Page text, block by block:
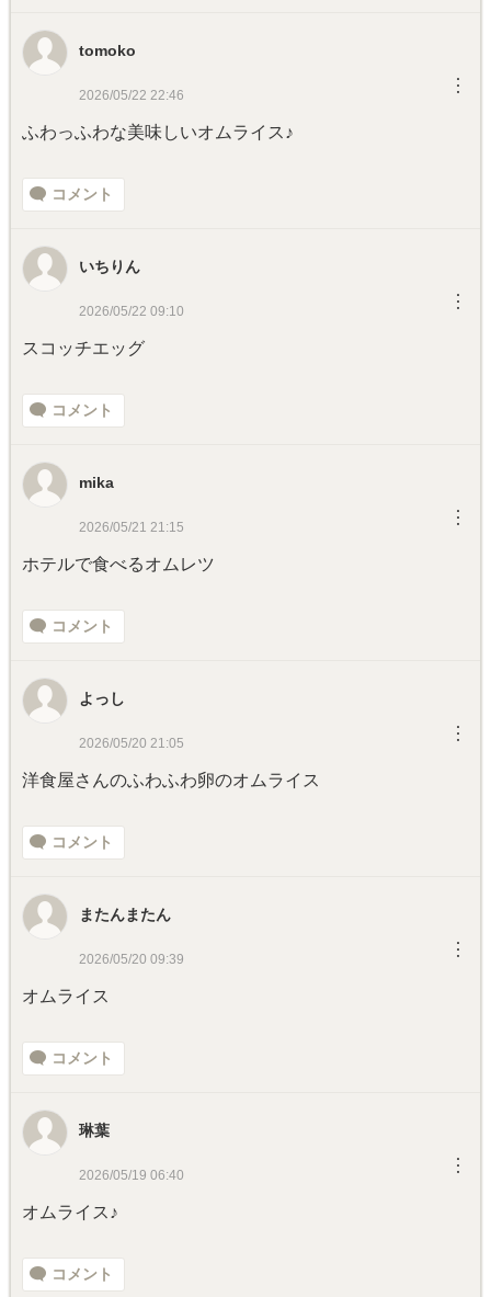
tomoko
2026/05/22 22:46 ︙
ふわっふわな美味しいオムライス♪
コメント
いちりん
2026/05/22 09:10 ︙
スコッチエッグ
コメント
mika
2026/05/21 21:15 ︙
ホテルで食べるオムレツ
コメント
よっし
2026/05/20 21:05 ︙
洋食屋さんのふわふわ卵のオムライス
コメント
またんまたん
2026/05/20 09:39 ︙
オムライス
コメント
琳葉
2026/05/19 06:40 ︙
オムライス♪
コメント